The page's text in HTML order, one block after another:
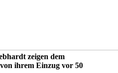
zeigen dem
ihrem Einzug vor 50